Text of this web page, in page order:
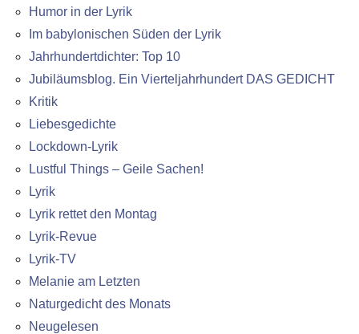
Humor in der Lyrik
Im babylonischen Süden der Lyrik
Jahrhundertdichter: Top 10
Jubiläumsblog. Ein Vierteljahrhundert DAS GEDICHT
Kritik
Liebesgedichte
Lockdown-Lyrik
Lustful Things – Geile Sachen!
Lyrik
Lyrik rettet den Montag
Lyrik-Revue
Lyrik-TV
Melanie am Letzten
Naturgedicht des Monats
Neugelesen